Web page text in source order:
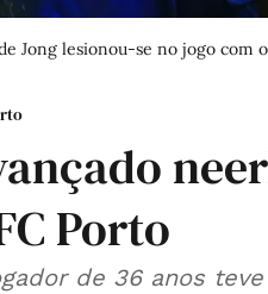
Jong lesionou-se no jogo com
Porto
de 36 anos